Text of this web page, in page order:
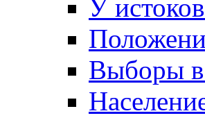
У
Выборы